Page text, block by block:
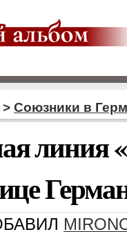
> Союзники в
линия